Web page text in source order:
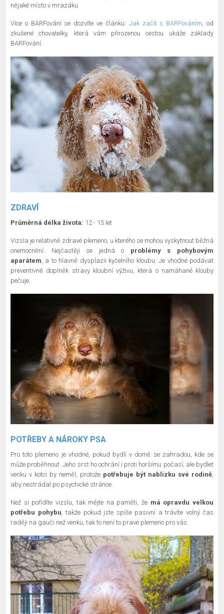
nějaké místo v mrazáku.
Více o BARFování se dozvíte ve článku: Jak začít s BARFováním, od
zkušené chovatelky, která vám přirozenou cestou ukáže základy
BARFování.
ZDRAVÍ
Průměrná délka života: 12 - 15 let
Vizsla je relativně zdravé plemeno, u kterého se mohou vyskytnout běžná
onemocnění. Nejčastěji se jedná o problémy s pohybovým
aparátem , a to hlavně dysplazii kyčelního kloubu. Je vhodné podávat
preventivně doplněk stravy kloubní výživu, která o namáhané klouby
pečuje.
POTŘEBY A NÁROKY PSA
Pro toto plemeno je vhodné, pokud bydlí v domě se zahradou, kde se
může proběhnout. Jeho srst ho ochrání i proti horšímu počasí, ale bydlet
venku v kotci by neměl, protože potřebuje být nablízku své rodině
aby nestrádal po psychické stránce.
Než si pořídíte vizslu, tak mějte na paměti, že má opravdu velkou
potřebu pohybu , takže pokud jste spíše pasivní a trávíte volný čas
raději na gauči než venku, tak to není to pravé plemeno pro vás.